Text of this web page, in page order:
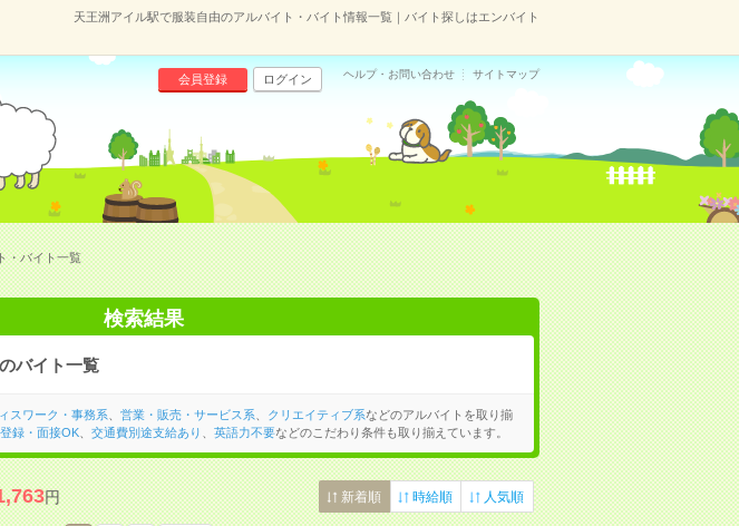
天王洲アイル駅で服装自由のアルバイト・バイト情報一覧｜バイト探しはエンバイト
会員登録 ログイン ヘルプ・お問い合わせ サイトマップ
・バイト一覧
検索結果
のバイト一覧
スワーク・事務系 営業・販売・サービス系 クリエイティブ系などのアルバイトを取り揃
録・面接OK、 交通費別途支給あり 英語力不要などのこだわり条件も取り揃えています。
円 新着順 時給順 人気順